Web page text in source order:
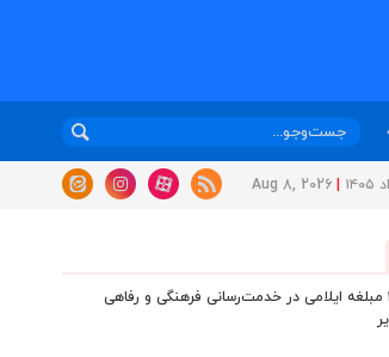
Aug 8, 2026
حضور بیش از ۳۰۰ مبلغه ایلامی در خدمت‌رسانی فرهنگی و رفاهی